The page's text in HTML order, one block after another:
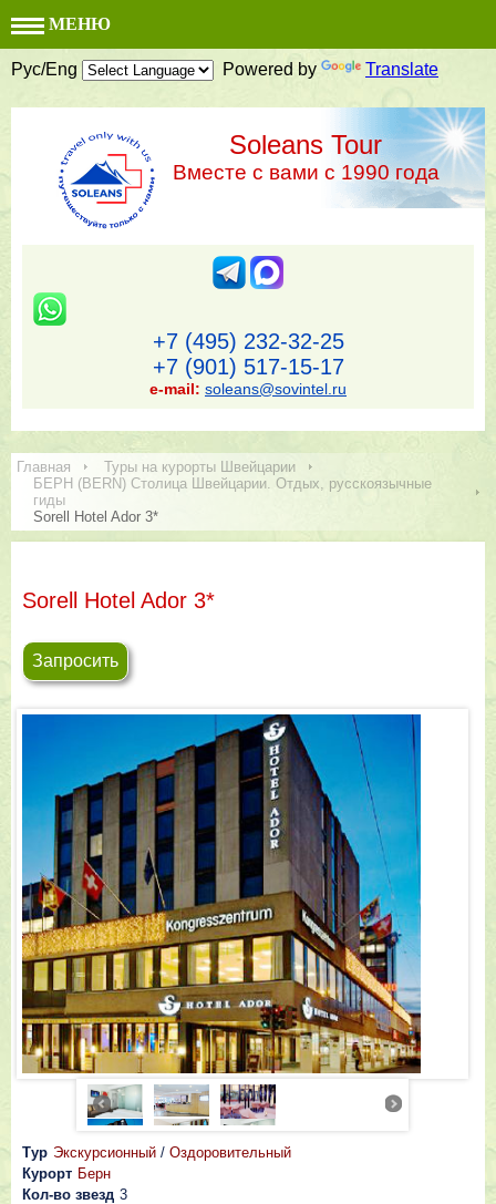
МЕНЮ
Рус/Eng Powered by Translate
Soleans Tour
Вместе с вами с 1990 года
+7 (495) 232-32-25
+7 (901) 517-15-17
e-mail: soleans@sovintel.ru
Главная
Туры на курорты Швейцарии
БЕРН (BERN) Столица Швейцарии. Отдых, русскоязычные
гиды
Sorell Hotel Ador 3*
Sorell Hotel Ador 3*
Запросить
Тур Экскурсионный / Оздоровительный
Курорт Берн
Кол-во звезд 3